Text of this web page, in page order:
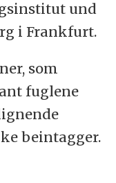
und
i Frankfurt.
som
fuglene
beintagger.